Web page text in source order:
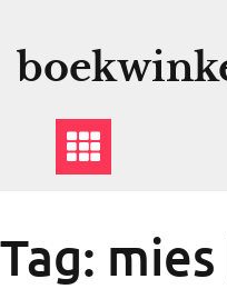
Tag: